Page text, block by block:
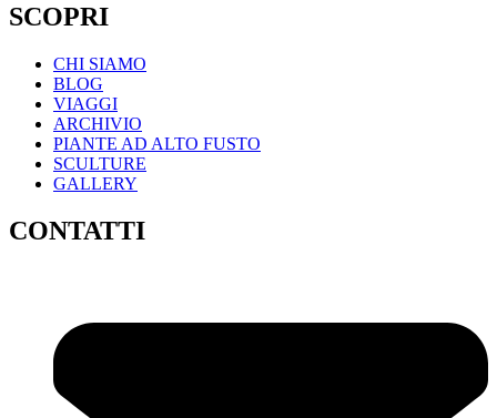
SCOPRI
CHI SIAMO
BLOG
VIAGGI
ARCHIVIO
PIANTE AD ALTO FUSTO
SCULTURE
GALLERY
CONTATTI